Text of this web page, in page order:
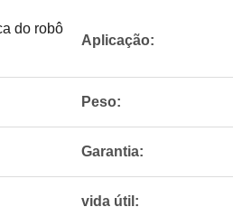
do robô
Aplicação:
Peso:
Garantia:
vida útil: